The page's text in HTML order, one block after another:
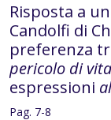
Risposta a
Candolfi di
preferenza
pericolo di vita
espressioni
Pag. 7-8